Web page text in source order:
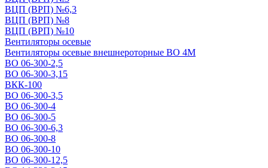
ВЦП (ВРП) №6,3
ВЦП (ВРП) №8
ВЦП (ВРП) №10
Вентиляторы осевые
Вентиляторы осевые внешнероторные ВО 4М
ВО 06-300-2,5
ВО 06-300-3,15
ВКК-100
ВО 06-300-3,5
ВО 06-300-4
ВО 06-300-5
ВО 06-300-6,3
ВО 06-300-8
ВО 06-300-10
ВО 06-300-12,5